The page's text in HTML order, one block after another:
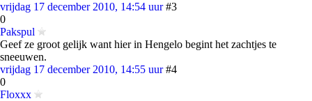
vrijdag 17 december 2010, 14:54 uur #3
0
Pakspul
Geef ze groot gelijk want hier in Hengelo begint het zachtjes te
sneeuwen.
vrijdag 17 december 2010, 14:55 uur #4
0
Floxxx